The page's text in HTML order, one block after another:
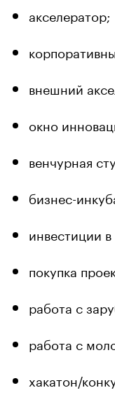
акселератор;
внешний
окно
венчурная
бизнес-
инвестиции в
покупка
работа с
работа с
хакатон/